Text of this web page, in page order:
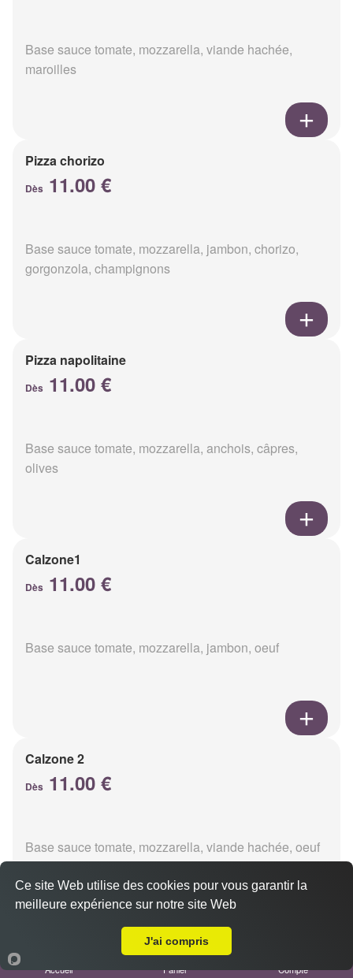
Base sauce tomate, mozzarella, viande hachée,
maroilles
Pizza chorizo
Dès 11.00 €
Base sauce tomate, mozzarella, jambon, chorizo,
gorgonzola, champignons
Pizza napolitaine
Dès 11.00 €
Base sauce tomate, mozzarella, anchois, câpres,
olives
Calzone1
Dès 11.00 €
Base sauce tomate, mozzarella, jambon, oeuf
Calzone 2
Dès 11.00 €
Base sauce tomate, mozzarella, viande hachée, oeuf
Accueil Panier Compte
Ce site Web utilise des cookies pour vous garantir la
meilleure expérience sur notre site Web
J'ai compris